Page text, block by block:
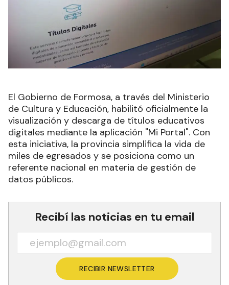
El Gobierno de Formosa, a través del Ministerio
de Cultura y Educación, habilitó oficialmente la
visualización y descarga de títulos educativos
digitales mediante la aplicación "Mi Portal". Con
esta iniciativa, la provincia simplifica la vida de
miles de egresados y se posiciona como un
referente nacional en materia de gestión de
datos públicos.
Recibí las noticias en tu email
RECIBIR NEWSLETTER